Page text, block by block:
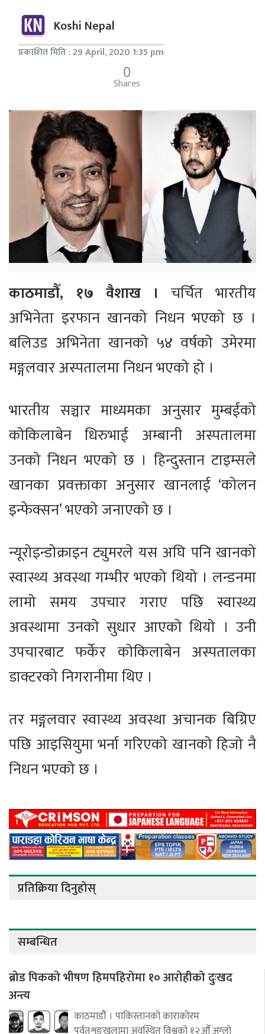
Koshi Nepal
प्रकाशित मिति : 29 April, 2020 1:35 pm
0
Shares
काठमाडौँ, १७ वैशाख । चर्चित भारतीय
अभिनेता इरफान खानको निधन भएको छ ।
बलिउड अभिनेता खानको ५४ वर्षको उमेरमा
मङ्गलवार अस्पतालमा निधन भएको हो ।
भारतीय सञ्चार माध्यमका अनुसार मुम्बईको
कोकिलाबेन धिरुभाई अम्बानी अस्पतालमा
उनको निधन भएको छ । हिन्दुस्तान टाइम्सले
खानका प्रवक्ताका अनुसार खानलाई ‘कोलन
इन्फेक्सन’ भएको जनाएको छ ।
न्यूरोइन्डोक्राइन ट्युमरले यस अघि पनि खानको
स्वास्थ्य अवस्था गम्भीर भएको थियो । लन्डनमा
लामो समय उपचार गराए पछि स्वास्थ्य
अवस्थामा उनको सुधार आएको थियो । उनी
उपचारबाट फर्केर कोकिलाबेन अस्पतालका
डाक्टरको निगरानीमा थिए ।
तर मङ्गलवार स्वास्थ्य अवस्था अचानक बिग्रिए
पछि आइसियुमा भर्ना गरिएको खानको हिजो नै
निधन भएको छ ।
प्रतिक्रिया दिनुहोस्
सम्बन्धित
ब्रोड पिकको भीषण हिमपहिरोमा १० आरोहीको दुःखद
अन्त्य
काठमाडौं । पाकिस्तानको काराकोरम